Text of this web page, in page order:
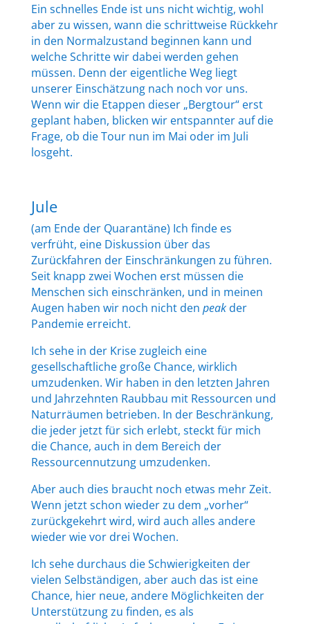
Ein schnelles Ende ist uns nicht wichtig, wohl
aber zu wissen, wann die schrittweise Rückkehr
in den Normalzustand beginnen kann und
welche Schritte wir dabei werden gehen
müssen. Denn der eigentliche Weg liegt
unserer Einschätzung nach noch vor uns.
Wenn wir die Etappen dieser „Bergtour“ erst
geplant haben, blicken wir entspannter auf die
Frage, ob die Tour nun im Mai oder im Juli
losgeht.
Jule
(am Ende der Quarantäne) Ich finde es
verfrüht, eine Diskussion über das
Zurückfahren der Einschränkungen zu führen.
Seit knapp zwei Wochen erst müssen die
Menschen sich einschränken, und in meinen
Augen haben wir noch nicht den peakder
Pandemie erreicht.
Ich sehe in der Krise zugleich eine
gesellschaftliche große Chance, wirklich
umzudenken. Wir haben in den letzten Jahren
und Jahrzehnten Raubbau mit Ressourcen und
Naturräumen betrieben. In der Beschränkung,
die jeder jetzt für sich erlebt, steckt für mich
die Chance, auch in dem Bereich der
Ressourcennutzung umzudenken.
Aber auch dies braucht noch etwas mehr Zeit.
Wenn jetzt schon wieder zu dem „vorher“
zurückgekehrt wird, wird auch alles andere
wieder wie vor drei Wochen.
Ich sehe durchaus die Schwierigkeiten der
vielen Selbständigen, aber auch das ist eine
Chance, hier neue, andere Möglichkeiten der
Unterstützung zu finden, es als